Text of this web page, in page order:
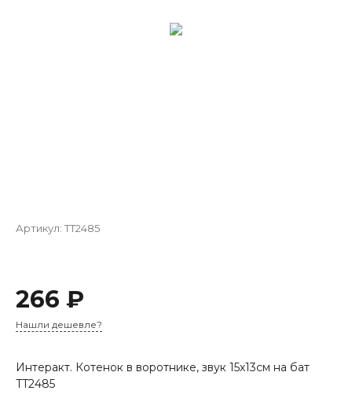
Артикул: TT2485
266 ₽
Нашли дешевле?
Интеракт. Котенок в воротнике, звук 15х13см на бат
TT2485